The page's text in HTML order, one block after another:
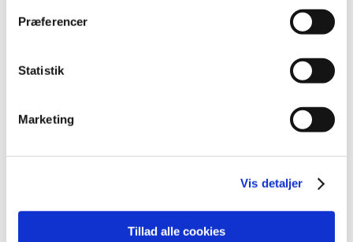
Præferencer
Statistik
Marketing
Vis detaljer
Tillad alle cookies
2020 (263)
2018 (150)
2016 (167)